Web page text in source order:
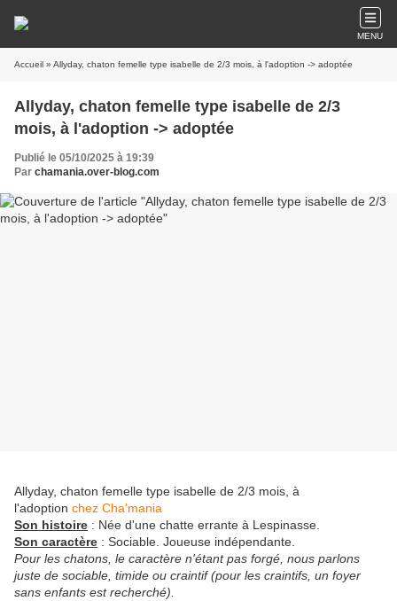
MENU
Accueil » Allyday, chaton femelle type isabelle de 2/3 mois, à l'adoption -> adoptée
Allyday, chaton femelle type isabelle de 2/3
mois, à l'adoption -> adoptée
Publié le 05/10/2025 à 19:39
Par chamania.over-blog.com
Allyday, chaton femelle type isabelle de 2/3 mois, à
l'adoption chez Cha'mania
Son histoire : Née d'une chatte errante à Lespinasse.
Son caractère : Sociable. Joueuse indépendante.
Pour les chatons, le caractère n'étant pas forgé, nous parlons
juste de sociable, timide ou craintif (pour les craintifs, un foyer
sans enfants est recherché).